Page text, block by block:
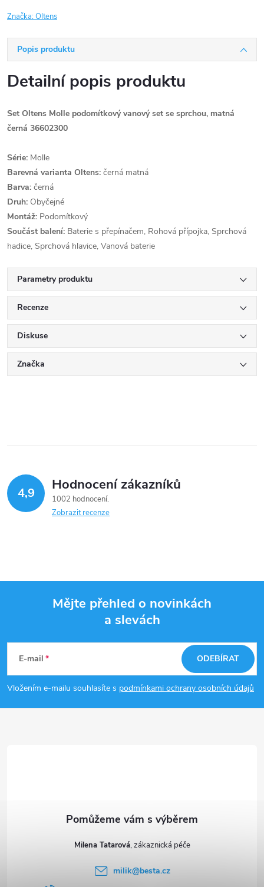
Značka:Oltens
Popis produktu
Detailní popis produktu
Set Oltens Molle podomítkový vanový set se sprchou, matná
černá 36602300
Série: Molle
Barevná varianta Oltens: černá matná
Barva: černá
Druh: Obyčejné
Montáž: Podomítkový
Součást balení: Baterie s přepínačem, Rohová přípojka, Sprchová
hadice, Sprchová hlavice, Vanová baterie
Parametry produktu
Recenze
Diskuse
Značka
4,9 Hodnocení zákazníků
1002 hodnocení
Zobrazit recenze
p
a
Mějte přehled o novinkách
a slevách
E-mail
Vložením e-mailu souhlasíte s podmínkami ochrany osobních údajů
ODEBÍRAT
Milena Tatarová
milik@besta.cz